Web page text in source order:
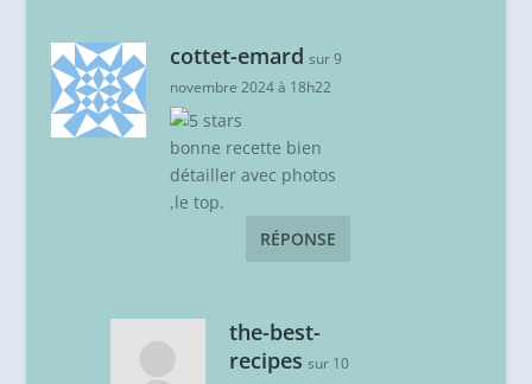
cottet-emard sur 9
novembre 2024 à 18h22
bonne recette bien
détailler avec photos
,le top.
RÉPONSE
the-best-
recipes sur 10